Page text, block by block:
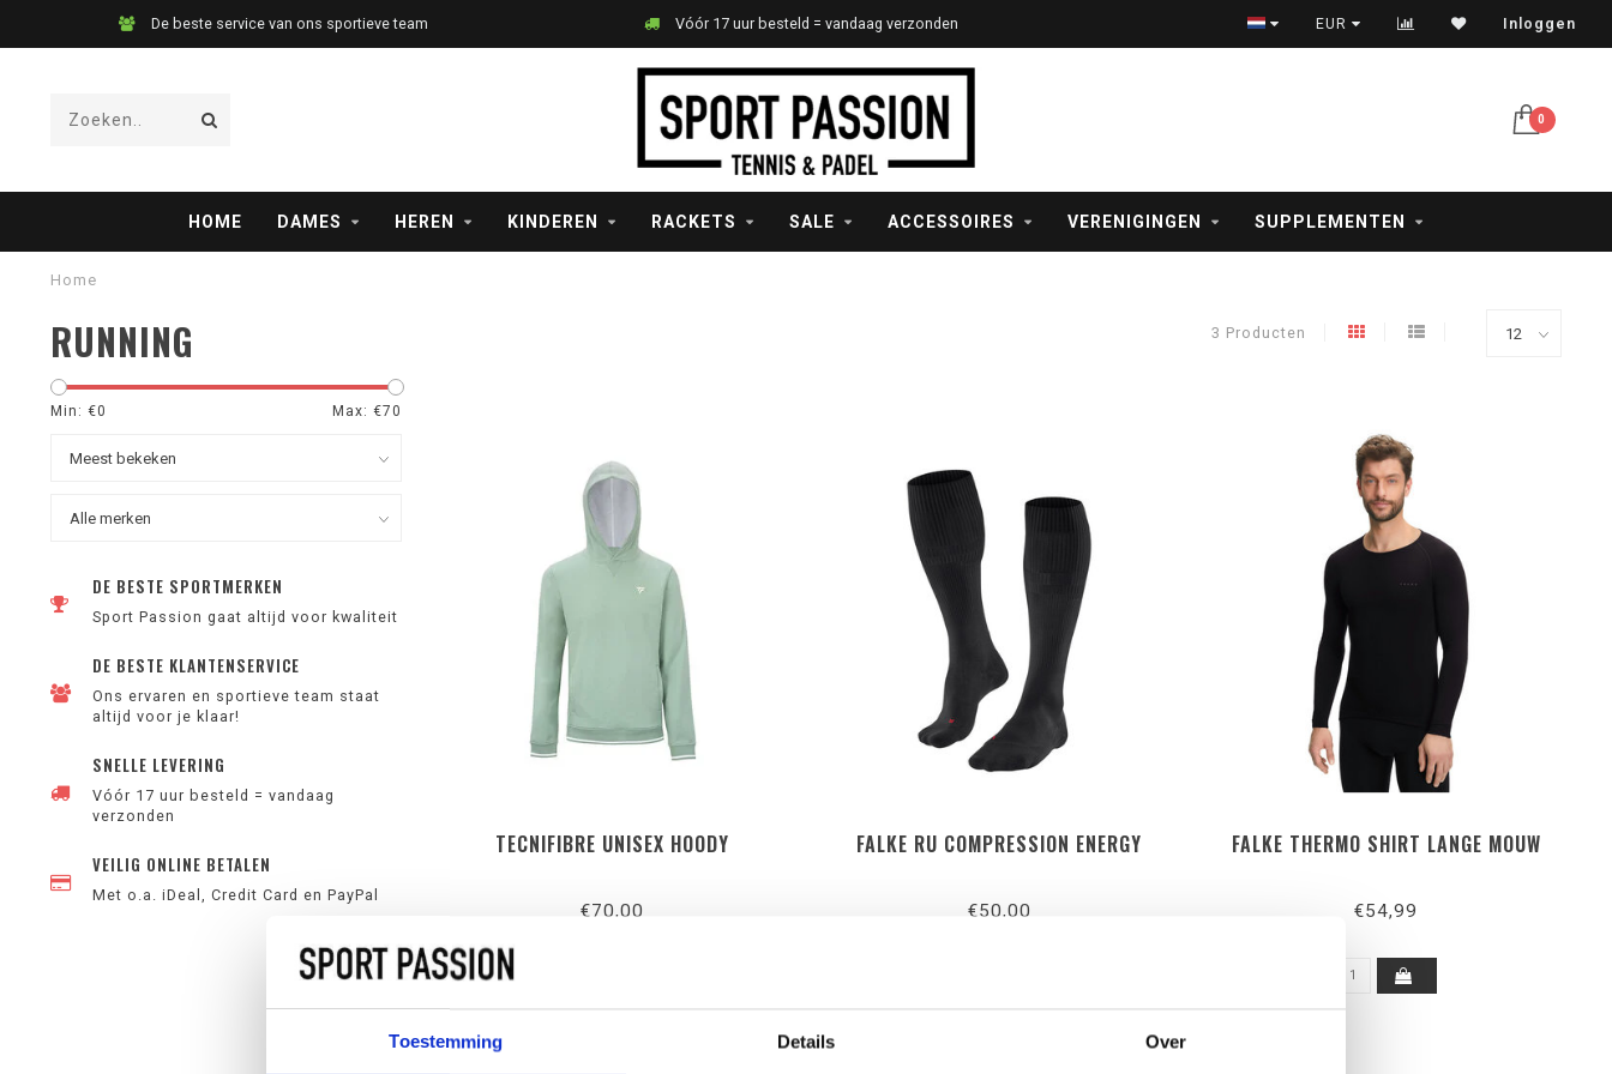
Toestemming Details Over
De beste service van ons sportieve team Vóór 17 uur besteld = vandaag verzonden Veilig betalen met iDeal, creditcard en PayPal
EUR Inloggen
0
HOME DAMES HEREN KINDEREN RACKETS SALE ACCESSOIRES VERENIGINGEN SUPPLEMENTEN
Home
RUNNING 3 Producten
Min: €0 Max: €70
DE BESTE SPORTMERKEN
Sport Passion gaat altijd voor kwaliteit
DE BESTE KLANTENSERVICE
Ons ervaren en sportieve team staat
altijd voor je klaar!
SNELLE LEVERING
Vóór 17 uur besteld = vandaag
verzonden
VEILIG ONLINE BETALEN
Met o.a. iDeal, Credit Card en PayPal
TECNIFIBRE UNISEX HOODY
€70,00
FALKE RU COMPRESSION ENERGY
€50,00
FALKE THERMO SHIRT LANGE MOUW
€54,99